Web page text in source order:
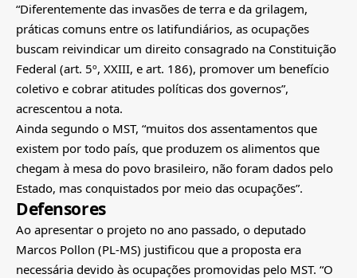
“Diferentemente das invasões de terra e da grilagem,
práticas comuns entre os latifundiários, as ocupações
buscam reivindicar um direito consagrado na Constituição
Federal (art. 5º, XXIII, e art. 186), promover um benefício
coletivo e cobrar atitudes políticas dos governos”,
acrescentou a nota.
Ainda segundo o MST, “muitos dos assentamentos que
existem por todo país, que produzem os alimentos que
chegam à mesa do povo brasileiro, não foram dados pelo
Estado, mas conquistados por meio das ocupações”.
Defensores
Ao apresentar o projeto no ano passado, o deputado
Marcos Pollon (PL-MS) justificou que a proposta era
necessária devido às ocupações promovidas pelo MST. “O